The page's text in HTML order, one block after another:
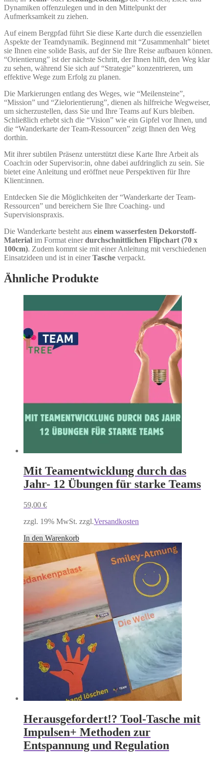
Dynamiken offenzulegen und in den Mittelpunkt der
Aufmerksamkeit zu ziehen.
Auf einem Bergpfad führt Sie diese Karte durch die essenziellen
Aspekte der Teamdynamik. Beginnend mit “Zusammenhalt” bietet
sie Ihnen eine solide Basis, auf der Sie Ihre Reise aufbauen können.
“Orientierung” ist der nächste Schritt, der Ihnen hilft, den Weg klar
zu sehen, während Sie sich auf “Strategie” konzentrieren, um
effektive Wege zum Erfolg zu planen.
Die Markierungen entlang des Weges, wie “Meilensteine”,
“Mission” und “Zielorientierung”, dienen als hilfreiche Wegweiser,
um sicherzustellen, dass Sie und Ihre Teams auf Kurs bleiben.
Schließlich erhebt sich die “Vision” wie ein Gipfel vor Ihnen, und
die “Wanderkarte der Team-Ressourcen” zeigt Ihnen den Weg
dorthin.
Mit ihrer subtilen Präsenz unterstützt diese Karte Ihre Arbeit als
Coach:in oder Supervisor:in, ohne dabei aufdringlich zu sein. Sie
bietet eine Anleitung und eröffnet neue Perspektiven für Ihre
Klient:innen.
Entdecken Sie die Möglichkeiten der “Wanderkarte der Team-
Ressourcen” und bereichern Sie Ihre Coaching- und
Supervisionspraxis.
Die Wanderkarte besteht aus einem wasserfesten Dekorstoff-
Material im Format einerdurchschnittlichen Flipchart (70 x
100cm). Zudem kommt sie mit einer Anleitung mit verschiedenen
Einsatzideen und ist in einerTasche verpackt.
Ähnliche Produkte
Mit Teamentwicklung durch das
Jahr- 12 Übungen für starke Teams
59,00 €
zzgl. 19% MwSt. zzgl.Versandkosten
In den Warenkorb
Herausgefordert!? Tool-Tasche mit
Impulsen+ Methoden zur
Entspannung und Regulation